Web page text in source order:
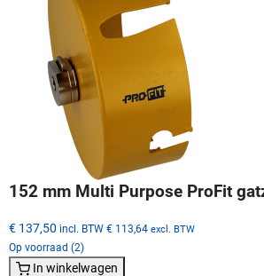
152 mm Multi Purpose ProFit
€ 137,50 incl. BTW € 113,64 excl. BTW
Op voorraad (2)
In winkelwagen